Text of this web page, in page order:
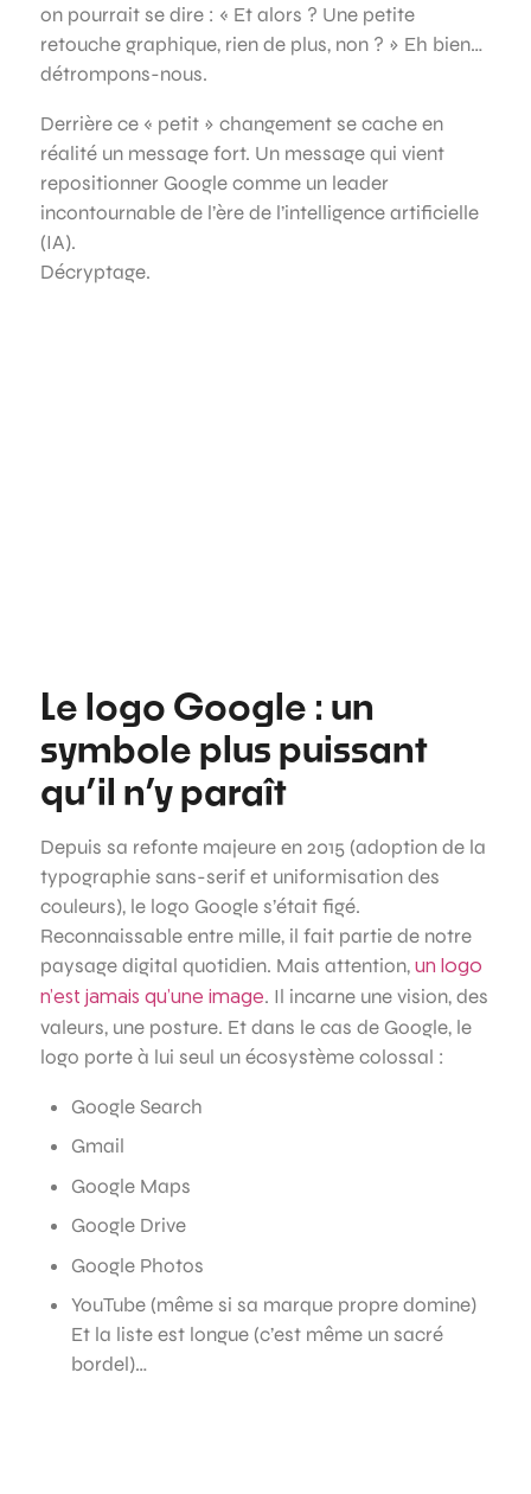
on pourrait se dire : « Et alors ? Une petite
retouche graphique, rien de plus, non ? » Eh bien…
détrompons-nous.
Derrière ce « petit » changement se cache en
réalité un message fort. Un message qui vient
repositionner Google comme un leader
incontournable de l’ère de l’intelligence artificielle
(IA).
Décryptage.
Le logo Google : un
symbole plus puissant
qu’il n’y paraît
Depuis sa refonte majeure en 2015 (adoption de la
typographie sans-serif et uniformisation des
couleurs), le logo Google s’était figé.
Reconnaissable entre mille, il fait partie de notre
paysage digital quotidien. Mais attention, un logo
n’est jamais qu’une image. Il incarne une vision, des
valeurs, une posture. Et dans le cas de Google, le
logo porte à lui seul un écosystème colossal :
Google Search
Gmail
Google Maps
Google Drive
Google Photos
YouTube (même si sa marque propre domine)
Et la liste est longue (c’est même un sacré
bordel)…